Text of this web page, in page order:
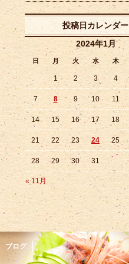
投稿日カレンダー
2024年1月
日 月 火 水 木
« 11月
1 2 3 4
7 8 9 10 11
14 15 16 17 18
21 22 23 24 25
28 29 30 31
ブログ